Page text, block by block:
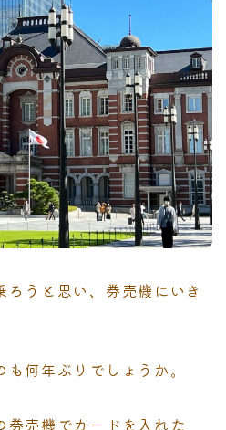
ろうと思い、券売機にいき
何年ぶりでしょうか。
券売機でカードを入れた